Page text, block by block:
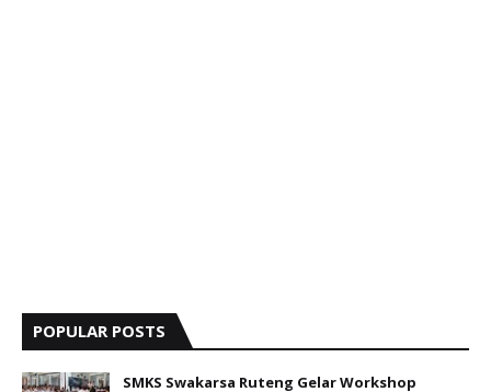
POPULAR POSTS
SMKS Swakarsa Ruteng Gelar Workshop